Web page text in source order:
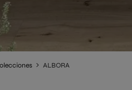
ALBORA